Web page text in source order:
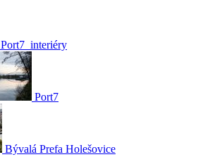
Port7_interiéry
Port7
Bývalá Prefa Holešovice